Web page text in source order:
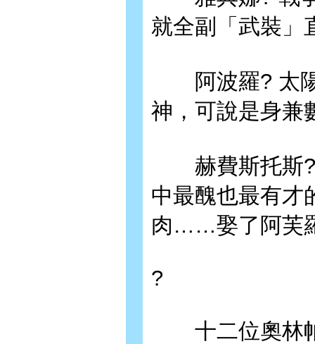
就全副「武裝」
阿波羅? 太陽
神，可說是身兼
赫費斯托斯?
中最醜也最有才
肉……娶了阿芙
?
十二位奧林帕